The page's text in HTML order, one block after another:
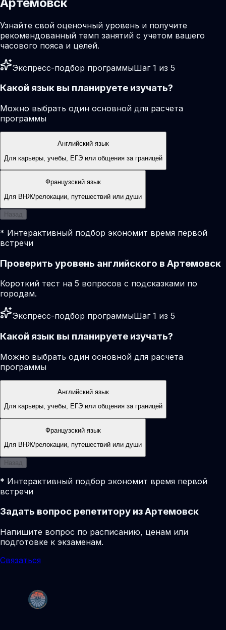
Узнайте свой оценочный уровень и получите
рекомендованный темп занятий с учетом вашего
часового пояса и целей.
Экспресс-подбор программыШаг 1 из 5
Какой язык вы планируете изучать?
Можно выбрать один основной для расчета
программы
Английский язык
Для карьеры, учебы, ЕГЭ или общения за границей
Французский язык
Для ВНЖ/релокации, путешествий или души
Назад
* Интерактивный подбор экономит время первой
встречи
Проверить уровень английского в Артемовск
Короткий тест на 5 вопросов с подсказками по
городам.
Экспресс-подбор программыШаг 1 из 5
Какой язык вы планируете изучать?
Можно выбрать один основной для расчета
программы
Английский язык
Для карьеры, учебы, ЕГЭ или общения за границей
Французский язык
Для ВНЖ/релокации, путешествий или души
Назад
* Интерактивный подбор экономит время первой
встречи
Задать вопрос репетитору из Артемовск
Напишите вопрос по расписанию, ценам или
подготовке к экзаменам.
Связаться